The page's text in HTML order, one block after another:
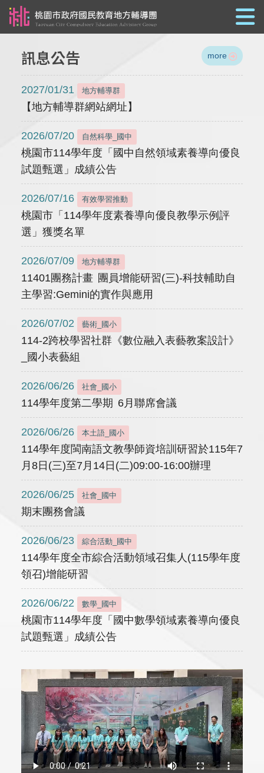
訊息公告 more
2027/01/31 地方輔導群
【地方輔導群網站網址】
2026/07/20 自然科學_國中
桃園市114學年度「國中自然領域素養導向優良
試題甄選」成績公告
2026/07/16 有效學習推動
桃園市「114學年度素養導向優良教學示例評
選」獲獎名單
2026/07/09 地方輔導群
11401團務計畫 團員增能研習(三)-科技輔助自
主學習:Gemini的實作與應用
2026/07/02 藝術_國小
114-2跨校學習社群《數位融入表藝教案設計》
_國小表藝組
2026/06/26 社會_國小
114學年度第二學期 6月聯席會議
2026/06/26 本土語_國小
114學年度閩南語文教學師資培訓研習於115年7
月8日(三)至7月14日(二)09:00-16:00辦理
2026/06/25 社會_國中
期末團務會議
2026/06/23 綜合活動_國中
114學年度全市綜合活動領域召集人(115學年度
領召)增能研習
2026/06/22 數學_國中
桃園市114學年度「國中數學領域素養導向優良
試題甄選」成績公告